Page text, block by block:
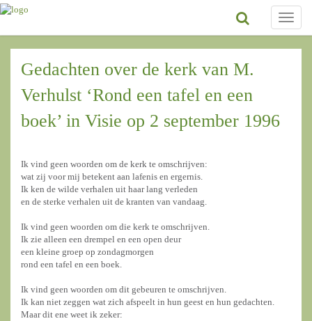
Toggle
Gedachten over de kerk van M.
Verhulst ‘Rond een tafel en een
boek’ in Visie op 2 september 1996
Ik vind geen woorden om de kerk te omschrijven:
wat zij voor mij betekent aan lafenis en ergernis.
Ik ken de wilde verhalen uit haar lang verleden
en de sterke verhalen uit de kranten van vandaag.
Ik vind geen woorden om die kerk te omschrijven.
Ik zie alleen een drempel en een open deur
een kleine groep op zondagmorgen
rond een tafel en een boek.
Ik vind geen woorden om dit gebeuren te omschrijven.
Ik kan niet zeggen wat zich afspeelt in hun geest en hun gedachten.
Maar dit ene weet ik zeker: